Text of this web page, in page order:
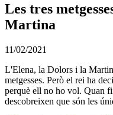
Les tres
Martina
11/02/2021
L'Elena, la Dolors i la
metgesses. Però el rei ha
perquè ell no ho vol. Quan
descobreixen que són les